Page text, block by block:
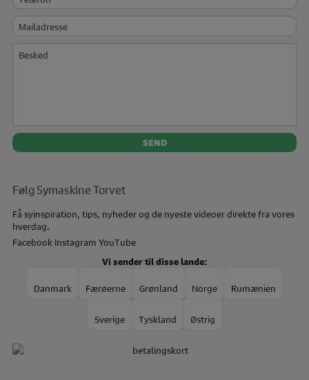
Mailadresse
Besked
Følg Symaskine Torvet
Få syinspiration, tips, nyheder og de nyeste videoer direkte fra vores
hverdag.
Facebook Instagram YouTube
Vi sender til disse lande:
Danmark Færøerne Grønland Norge Rumænien
Sverige Tyskland Østrig